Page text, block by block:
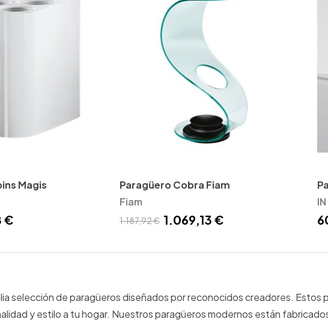
Magis
€
Paragüero Cobra Fiam
Fiam
1.187,92 € 1.069,13 €
selección de paragüeros diseñados por reconocidos creadores.
y estilo a tu hogar. Nuestros paragüeros modernos están